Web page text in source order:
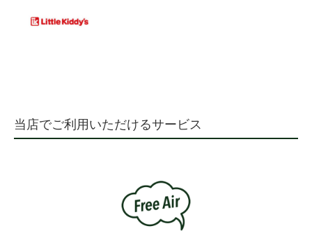
当店でご利用いただけるサービス